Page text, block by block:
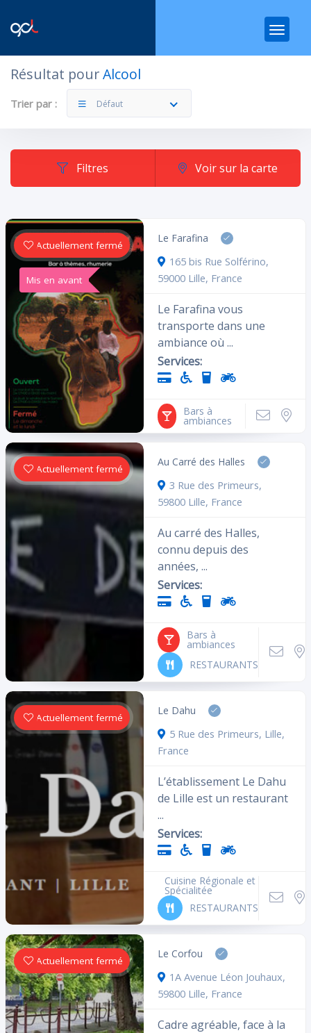
Filtres Catégories
Rechercher
Cliquez ici pour les établissements
ouverts actuellement
Équipements
Accepte la carte
Parking à vélo
Livres Higt tech
Ascenseur
Aires de jeu Wifi
Proche métro Parking
Réservations
Sport
Accessible handicapé
Rechercher
Réinitialiser les filtres
Résultat pourAlcool
Trier par : Défaut
Filtres Voir sur la carte
Mis en avant
Actuellement fermé
Le Farafina
165 bis Rue Solférino,
59000 Lille, France
Le Farafina vous
transporte dans une
ambiance où ...
Services:
Bars à
ambiances
Actuellement fermé
Au Carré des Halles
3 Rue des Primeurs,
59800 Lille, France
Au carré des Halles,
connu depuis des
années, ...
Services:
Bars à
ambiances
RESTAURANTS
Actuellement fermé
Le Dahu
5 Rue des Primeurs, Lille,
France
L’établissement Le Dahu
de Lille est un restaurant
...
Services:
Cuisine Régionale et
Spécialitée
RESTAURANTS
Actuellement fermé
Le Corfou
1A Avenue Léon Jouhaux,
59800 Lille, France
Cadre agréable, face à la